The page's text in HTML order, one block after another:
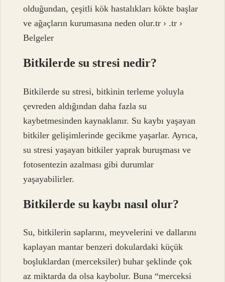
olduğundan, çeşitli kök hastalıkları kökte başlar
ve ağaçların kurumasına neden olur.tr › .tr ›
Belgeler
Bitkilerde su stresi nedir?
Bitkilerde su stresi, bitkinin terleme yoluyla
çevreden aldığından daha fazla su
kaybetmesinden kaynaklanır. Su kaybı yaşayan
bitkiler gelişimlerinde gecikme yaşarlar. Ayrıca,
su stresi yaşayan bitkiler yaprak buruşması ve
fotosentezin azalması gibi durumlar
yaşayabilirler.
Bitkilerde su kaybı nasıl olur?
Su, bitkilerin saplarını, meyvelerini ve dallarını
kaplayan mantar benzeri dokulardaki küçük
boşluklardan (merceksiler) buhar şeklinde çok
az miktarda da olsa kaybolur. Buna “merceksi